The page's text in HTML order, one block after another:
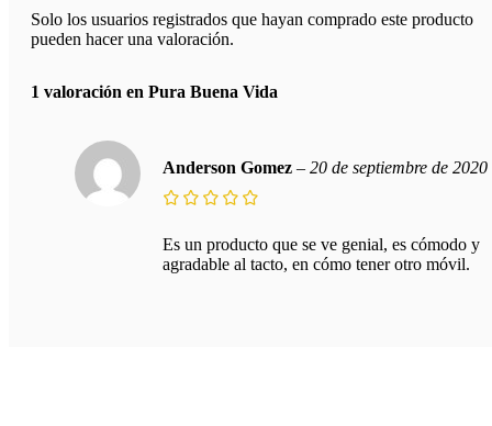
pueden
elegir
la
1 valoración en Pura Buena Vida
Anderson Gomez – 20 de septiembre de 2020
Es un producto que se ve genial, es cómodo y
agradable al tacto, en cómo tener otro móvil.
Solo los usuarios registrados que hayan comprado este producto
pueden hacer una valoración.